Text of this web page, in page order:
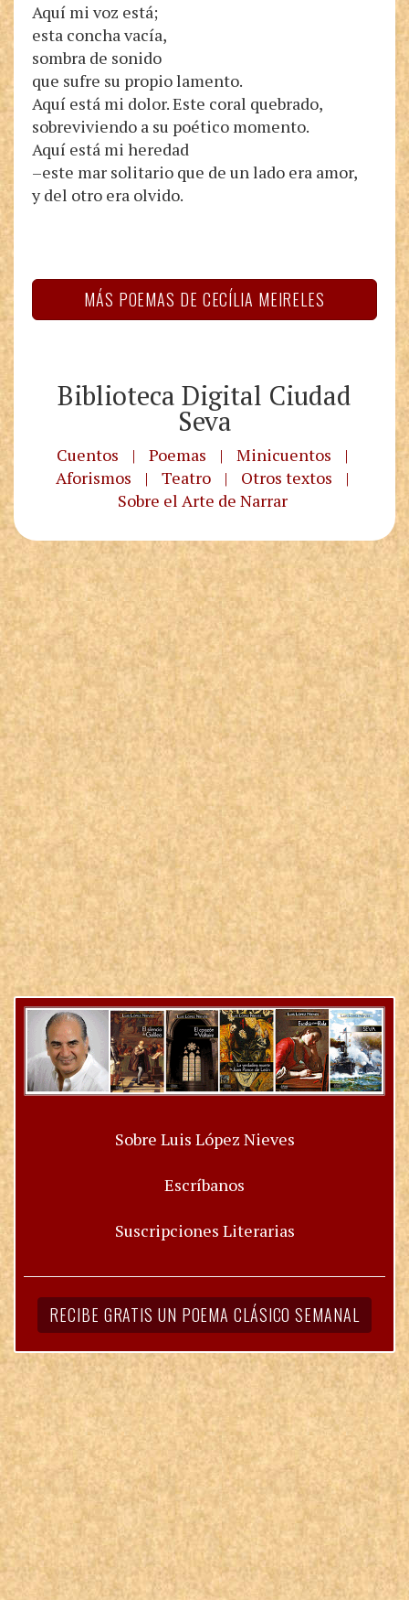
Aquí mi voz está;
esta concha vacía,
sombra de sonido
que sufre su propio lamento.
Aquí está mi dolor. Este coral quebrado,
sobreviviendo a su poético momento.
Aquí está mi heredad
–este mar solitario que de un lado era amor,
y del otro era olvido.
MÁS POEMAS DE CECÍLIA MEIRELES
Biblioteca Digital Ciudad
Seva
Cuentos | Poemas | Minicuentos
|
Aforismos
| Teatro | Otros textos
|
Sobre el Arte de Narrar
Sobre Luis López Nieves
Escríbanos
Suscripciones Literarias
RECIBE GRATIS UN POEMA CLÁSICO SEMANAL